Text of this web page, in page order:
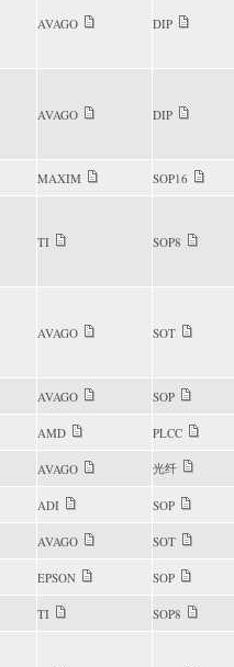
AVAGO DIP
AVAGO DIP
MAXIM SOP16
TI SOP8
AVAGO SOT
AVAGO SOP
AMD PLCC
AVAGO 光纤
ADI SOP
AVAGO SOT
EPSON SOP
TI SOP8